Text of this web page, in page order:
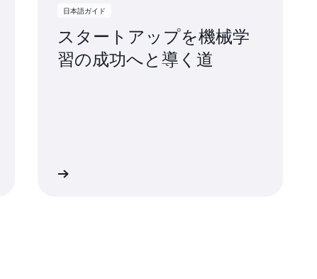
日本語ガイド
スタートアップを機械学
習の成功へと導く道